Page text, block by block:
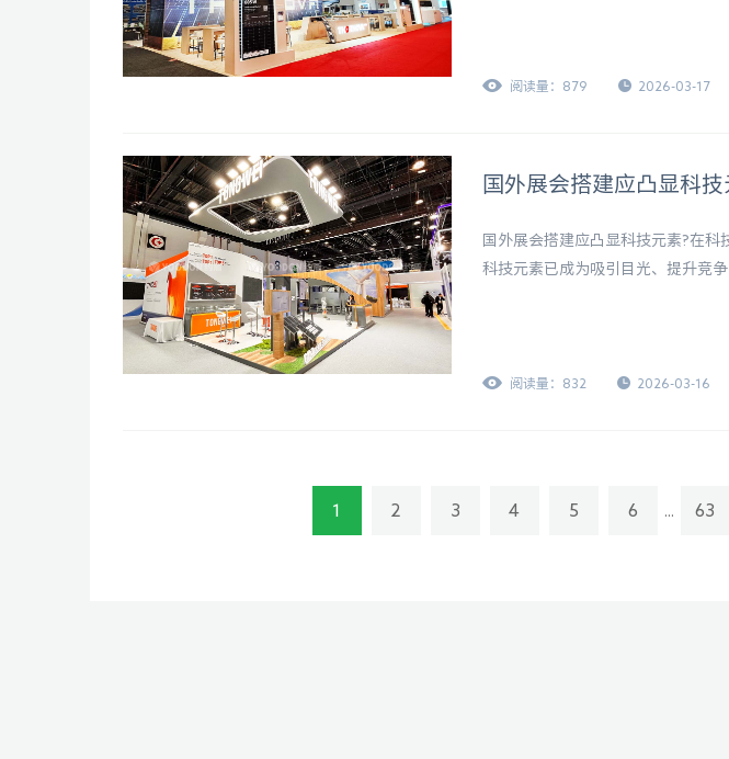
阅读量：879 2026-03-17
国外展会搭建应凸显科技
国外展会搭建应凸显科技元素?在
科技元素已成为吸引目光、提升竞
阅读量：832 2026-03-16
1 2 3 4 5 6 ... 63